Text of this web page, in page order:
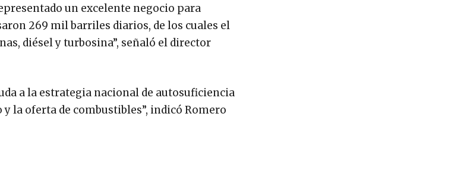
un excelente negocio para
269 mil barriles diarios, de los cuales el
diésel y turbosina”, señaló el director
a la estrategia nacional de autosuficiencia
la oferta de combustibles”, indicó Romero